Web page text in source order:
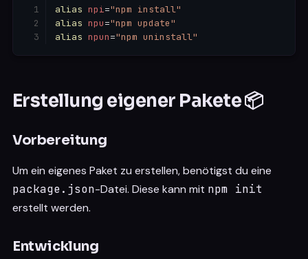
alias npi="npm install"
alias npu="npm update"
alias npun="npm uninstall"
Erstellung eigener Pakete 📦
Vorbereitung
Um ein eigenes Paket zu erstellen, benötigst du eine
package.json-Datei. Diese kann mit npm init
erstellt werden.
Entwicklung